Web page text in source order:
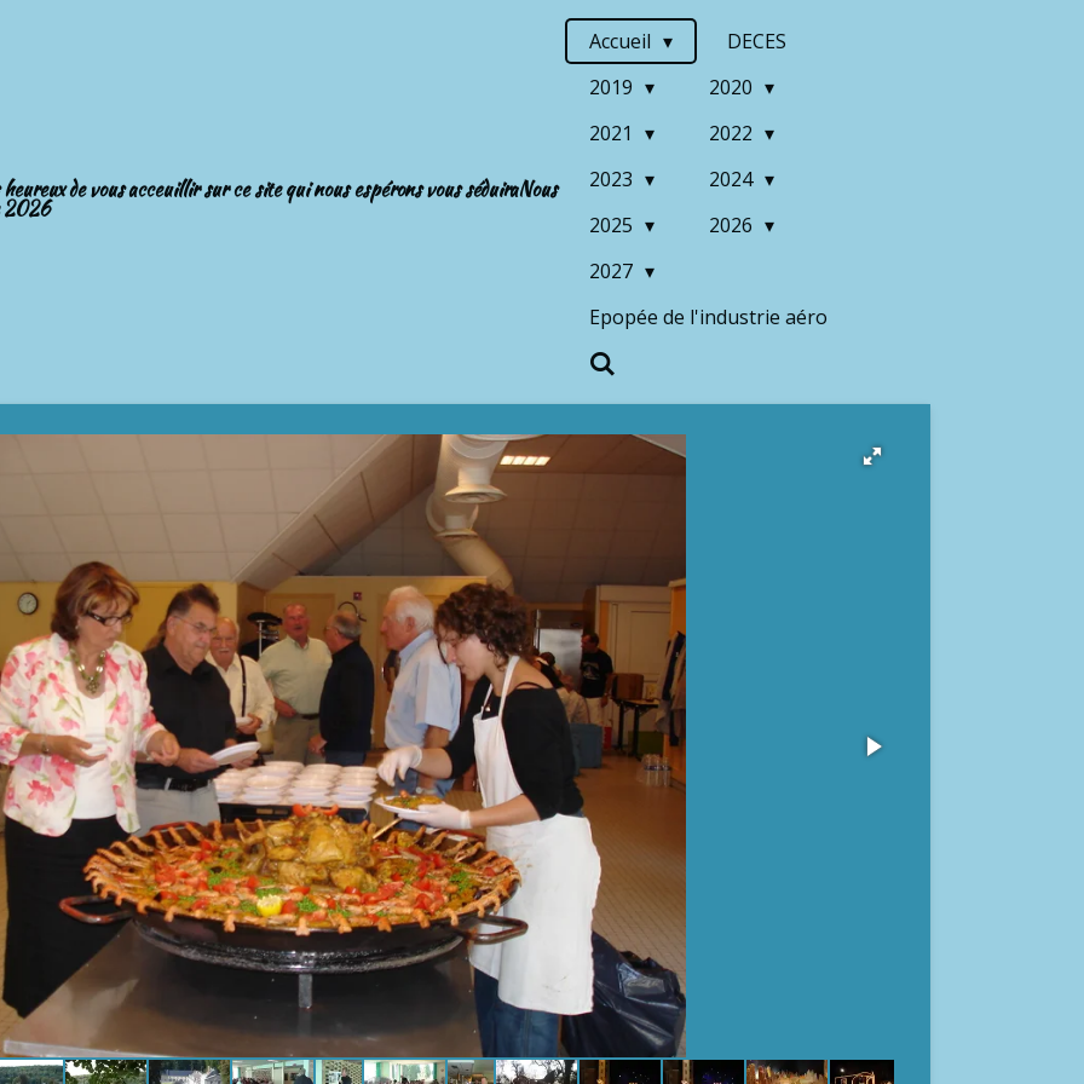
de vous acceuillir sur ce site qui nous espérons vous séduiraNous
2026
Accueil
DECES
2019
2020
2021
2022
2023
2024
2025
2026
2027
Epopée de l'industrie aéro